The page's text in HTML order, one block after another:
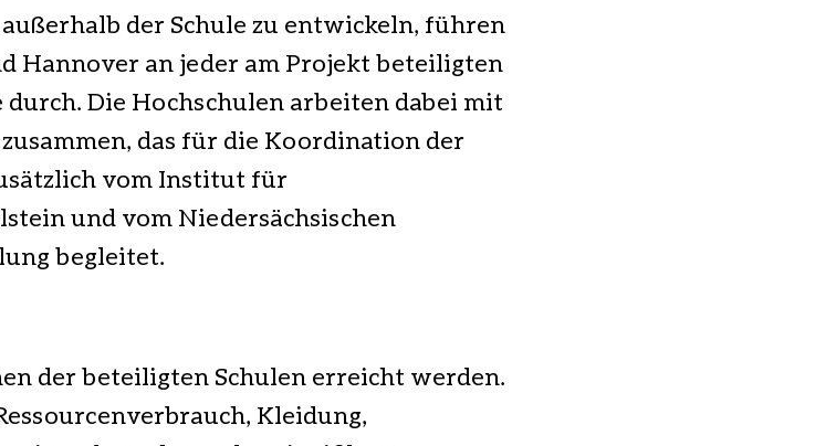
der Schule zu entwickeln, führen
Hannover an jeder am Projekt beteiligten
Die Hochschulen arbeiten dabei mit
das für die Koordination der
vom Institut für
und vom Niedersächsischen
begleitet.
der beteiligten Schulen erreicht werden.
Kleidung,